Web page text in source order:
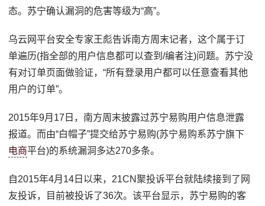
态。苏宁确认漏洞的危害等级为“高”。
乌云网平台安全专家王彪告诉南方周末记者，这个属于订
单遍历(指全部的用户信息都可以查到/编者注)问题。苏宁没
有对订单页面做验证，“所有登录用户都可以任意查看其他
用户的订单”。
2015年9月17日，南方周末披露过苏宁易购用户信息泄露
报道。而由“白帽子”提交给苏宁易购(苏宁易购系苏宁旗下
电商平台)的系统漏洞多达270多条。
自2015年4月14日以来，21CN聚投诉平台就陆续接到了网
友投诉，目前被投诉了36次。该平台显示，苏宁易购的客